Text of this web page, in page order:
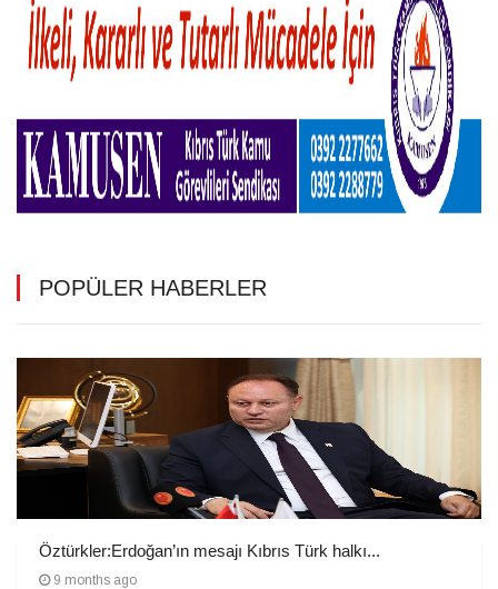
POPÜLER HABERLER
Öztürkler:Erdoğan’ın mesajı Kıbrıs Türk halkı...
9 months ago